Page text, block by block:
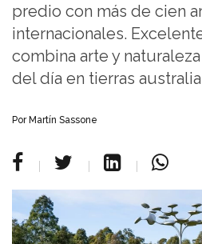
predio con más de cien
internacionales.
combina arte y
del día en tierras
Por Martín Sassone